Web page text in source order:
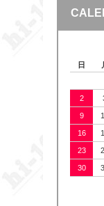
日
2
9
16
23
30